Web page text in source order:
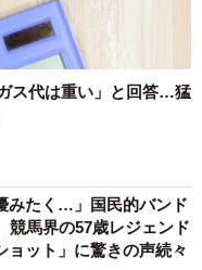
ス代は重い」と回答…猛
みたく…」国民的バンド
馬界の57歳レジェンド
ョット」に驚きの声続々